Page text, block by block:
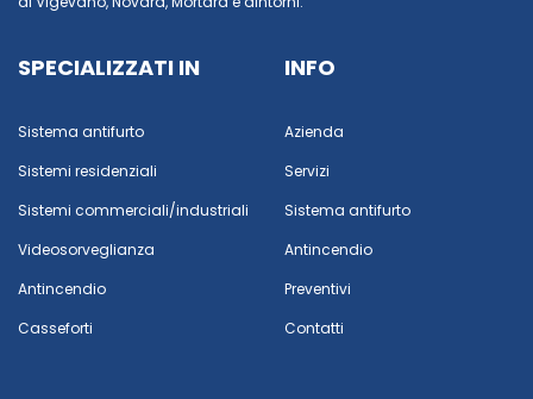
SPECIALIZZATI IN
Sistema antifurto
Sistemi residenziali
Sistemi commerciali/industriali
Videosorveglianza
Antincendio
Casseforti
INFO
Azienda
Servizi
Sistema antifurto
Antincendio
Preventivi
Contatti